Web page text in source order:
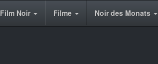
Film Noir Filme Noir des Monats